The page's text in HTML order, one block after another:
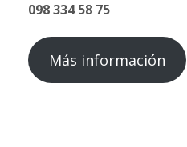
098 334 58 75
Más información